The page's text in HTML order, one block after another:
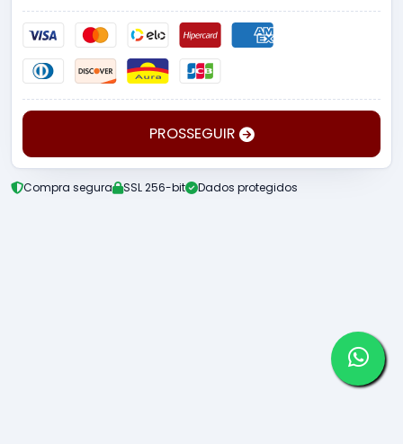
PROSSEGUIR
Compra segura SSL 256-bit Dados protegidos